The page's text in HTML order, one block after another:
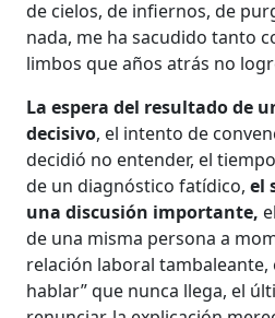
de cielos, de infiernos, de
nada, me ha sacudido tanto
limbos que años atrás no
La espera del resultado de
decisivo, el intento de
decidió no entender, el
de un diagnóstico fatídico,el
una discusión importante,
de una misma persona a
relación laboral tambaleante,
hablar” que nunca llega, el